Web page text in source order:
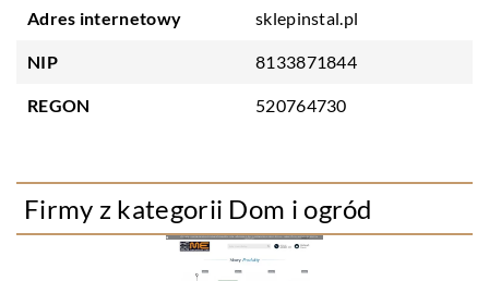
Adres internetowy sklepinstal.pl
NIP 8133871844
REGON 520764730
Firmy z kategorii Dom i ogród